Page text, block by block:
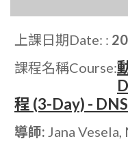
上課日期Date: :
課程名稱Course:
程 (3-Day) -
導師: Jana Vesela,